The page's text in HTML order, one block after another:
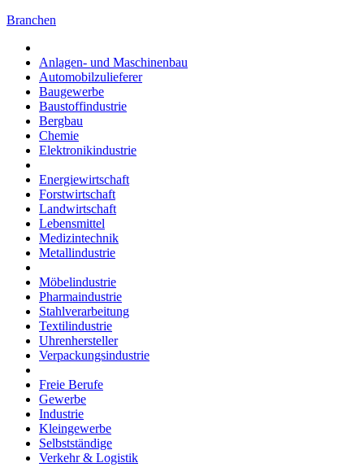
Branchen
Anlagen- und Maschinenbau
Automobilzulieferer
Baugewerbe
Baustoffindustrie
Bergbau
Chemie
Elektronikindustrie
Energiewirtschaft
Forstwirtschaft
Landwirtschaft
Lebensmittel
Medizintechnik
Metallindustrie
Möbelindustrie
Pharmaindustrie
Stahlverarbeitung
Textilindustrie
Uhrenhersteller
Verpackungsindustrie
Freie Berufe
Gewerbe
Industrie
Kleingewerbe
Selbstständige
Verkehr & Logistik